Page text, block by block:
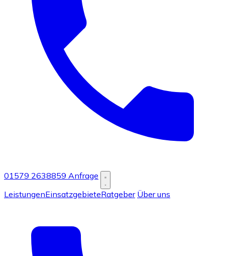
01579 2638859 Anfrage
LeistungenEinsatzgebieteRatgeber Über uns